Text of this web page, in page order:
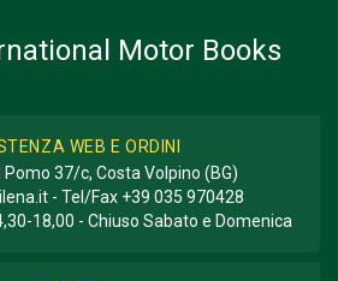
Motor Books
WEB E ORDINI
Pomo 37/c, Costa Volpino (BG)
- Tel/Fax +39 035 970428
18,00 - Chiuso Sabato e Domenica